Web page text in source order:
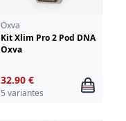
Oxva
Kit Xlim Pro 2 Pod DNA
Oxva
32.90 €
5 variantes